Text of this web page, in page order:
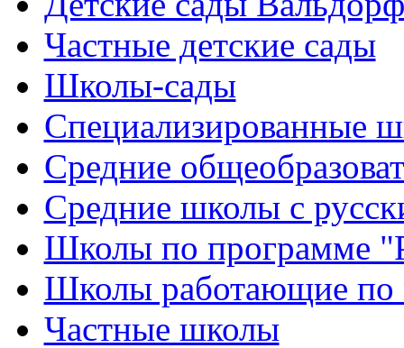
Частные детские сады
Школы-сады
Cпециализированные
Cредние
Средние школы с
Школы по программе
Школы работающие по
Частные школы